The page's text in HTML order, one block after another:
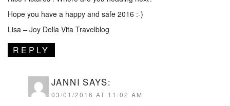
Hope you have a happy and safe 2016 :-)
Lisa – Joy Della Vita Travelblog
REPLY
JANNI SAYS:
03/01/2016 AT 11:02 AM